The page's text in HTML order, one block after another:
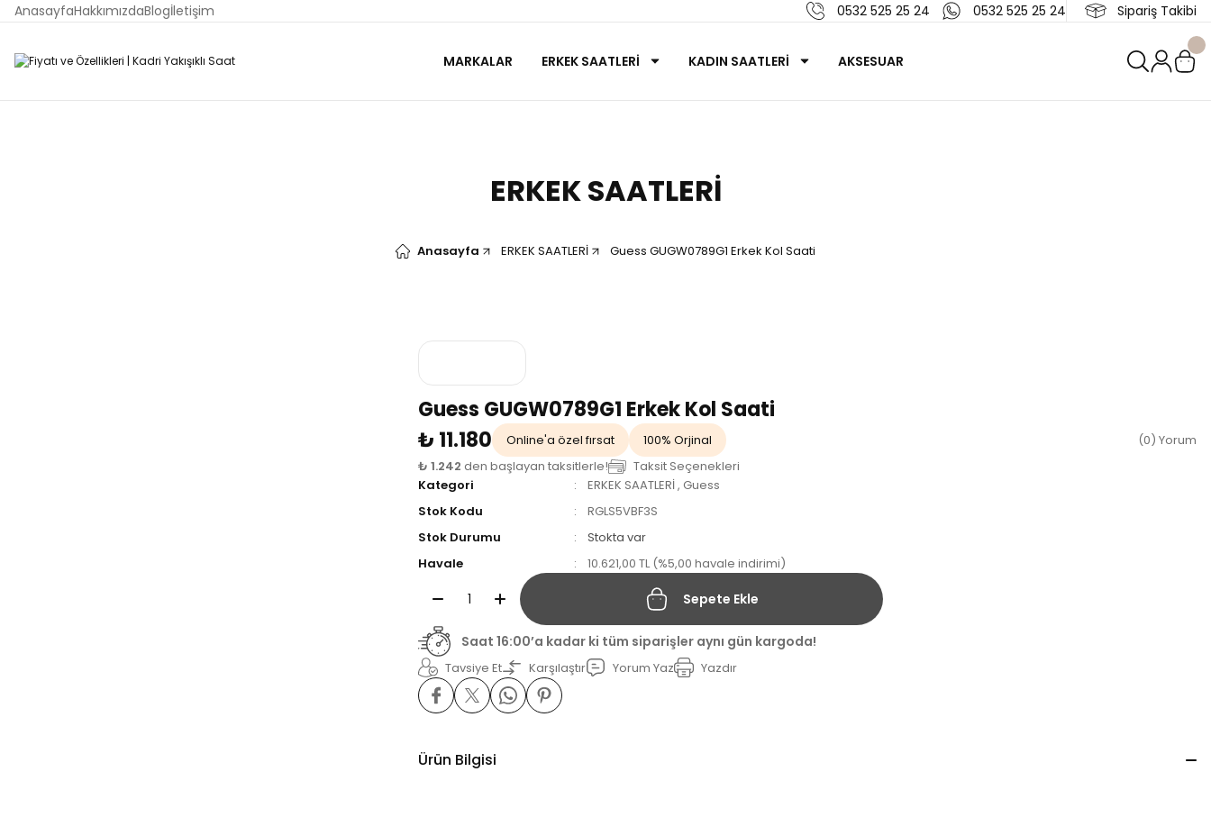
AnasayfaHakkımızdaBlogİletişim 0532 525 25 24 0532 525 25 24 Sipariş Takibi
MARKALAR ERKEK SAATLERİ KADIN SAATLERİ AKSESUAR
ERKEK SAATLERİ
Anasayfa ERKEK SAATLERİ Guess GUGW0789G1 Erkek Kol Saati
Guess GUGW0789G1 Erkek Kol Saati
₺ 11.180
Online'a özel fırsat 100% Orjinal
(0) Yorum
₺ 1.242 den başlayan taksitlerle!
Taksit Seçenekleri
Kategori
ERKEK SAATLERİ, Guess
Stok Kodu
RGLS5VBF3S
Stok Durumu
Stokta var
Havale
10.621,00 TL (%5,00 havale indirimi)
Sepete Ekle
Saat 16:00’a kadar ki tüm siparişler aynı gün kargoda!
Tavsiye Et Karşılaştır Yorum Yaz Yazdır
Ürün Bilgisi